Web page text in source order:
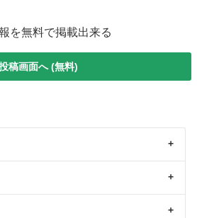
を無料で掲載出来る
稿画面へ (無料)